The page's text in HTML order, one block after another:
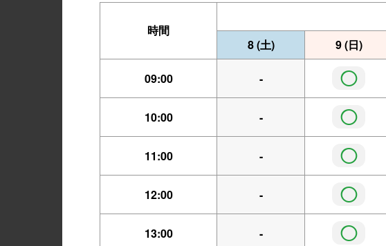
時間
8(土) 9(日)
09:00 - ◯
10:00 - ◯
11:00 - ◯
12:00 - ◯
13:00 - ◯